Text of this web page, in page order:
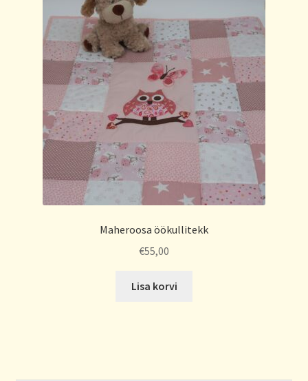
Maheroosa öökullitekk
€55,00
Lisa korvi